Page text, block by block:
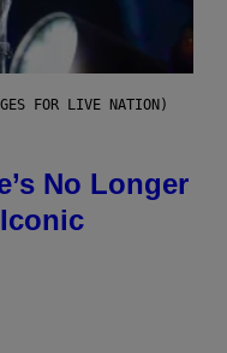
FOR LIVE NATION)
No Longer